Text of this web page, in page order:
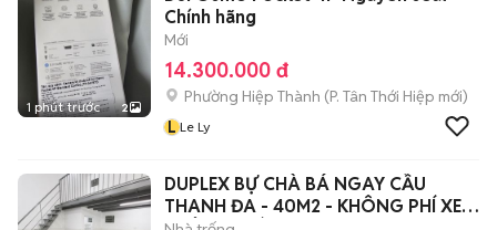
1 phút trước 2
Chính hãng
Mới
14.300.000 đ
Phường Hiệp Thành (P. Tân Thới Hiệp mới)
L Le Ly
DUPLEX BỰ CHÀ BÁ NGAY CẦU
THANH ĐA - 40M2 - KHÔNG PHÍ XE -